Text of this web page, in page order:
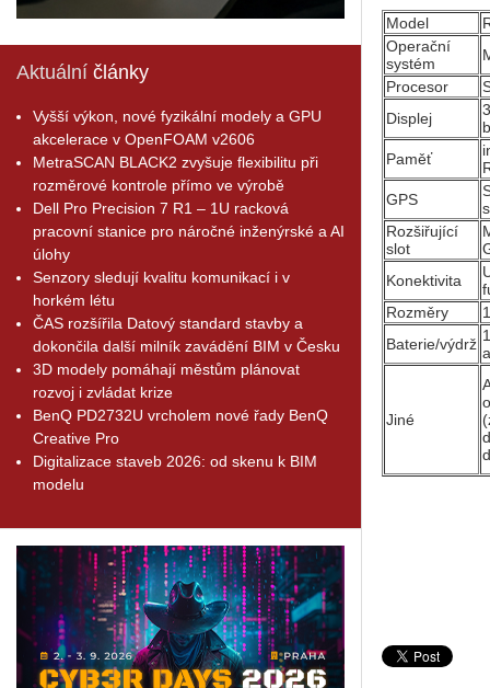
Aktuální články
Vyšší výkon, nové fyzikální modely a GPU
akcelerace v OpenFOAM v2606
MetraSCAN BLACK2 zvyšuje flexibilitu při
rozměrové kontrole přímo ve výrobě
Dell Pro Precision 7 R1 – 1U racková
pracovní stanice pro náročné inženýrské a AI
úlohy
Senzory sledují kvalitu komunikací i v
horkém létu
ČAS rozšířila Datový standard stavby a
dokončila další milník zavádění BIM v Česku
3D modely pomáhají městům plánovat
rozvoj i zvládat krize
BenQ PD2732U vrcholem nové řady BenQ
Creative Pro
Digitalizace staveb 2026: od skenu k BIM
modelu
Model
Operační
systém
Procesor
Displej
Paměť
GPS
Rozšiřující
slot
Konektivita
Rozměry
Baterie/výdrž
Jiné